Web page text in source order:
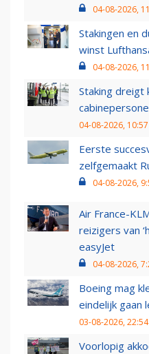
04-08-2026,
Stakingen en
winst
04-08-2026,
Staking dreigt
04-08-2026, 10:57
Eerste
zelfgemaakt
04-08-2026,
Air France-
reizigers van
easyJet
04-08-2026,
Boeing mag
eindelijk gaan
03-08-2026, 22:54
Voorlopig